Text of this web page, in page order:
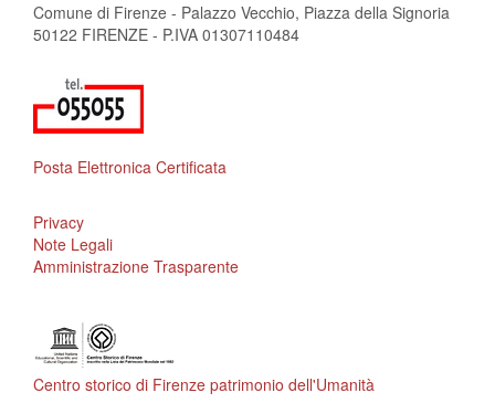
Comune di Firenze - Palazzo Vecchio, Piazza della Signoria
50122 FIRENZE - P.IVA 01307110484
Posta Elettronica Certificata
Privacy
Note Legali
Amministrazione Trasparente
Centro storico di Firenze patrimonio dell'Umanità